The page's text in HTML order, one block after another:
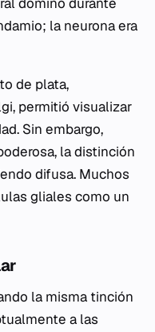
la neurona era
de plata,
permitió visualizar
Sin embargo,
la distinción
difusa. Muchos
gliales como un
la misma tinción
a las